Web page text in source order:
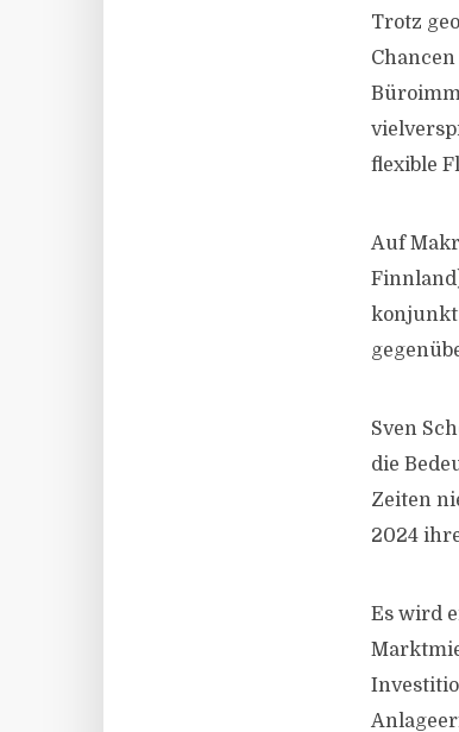
Trotz
flexible
Auf
Sven
die
Zeiten
2024
Es wird